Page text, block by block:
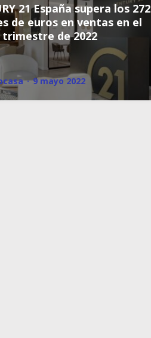
21 España supera los 272
de euros en ventas en el
de 2022
· 9 mayo 2022